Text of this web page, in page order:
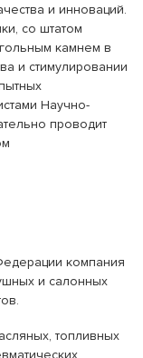
и инноваций.
со штатом
камнем в
и стимулировании
Научно-
проводит
компания
и салонных
топливных